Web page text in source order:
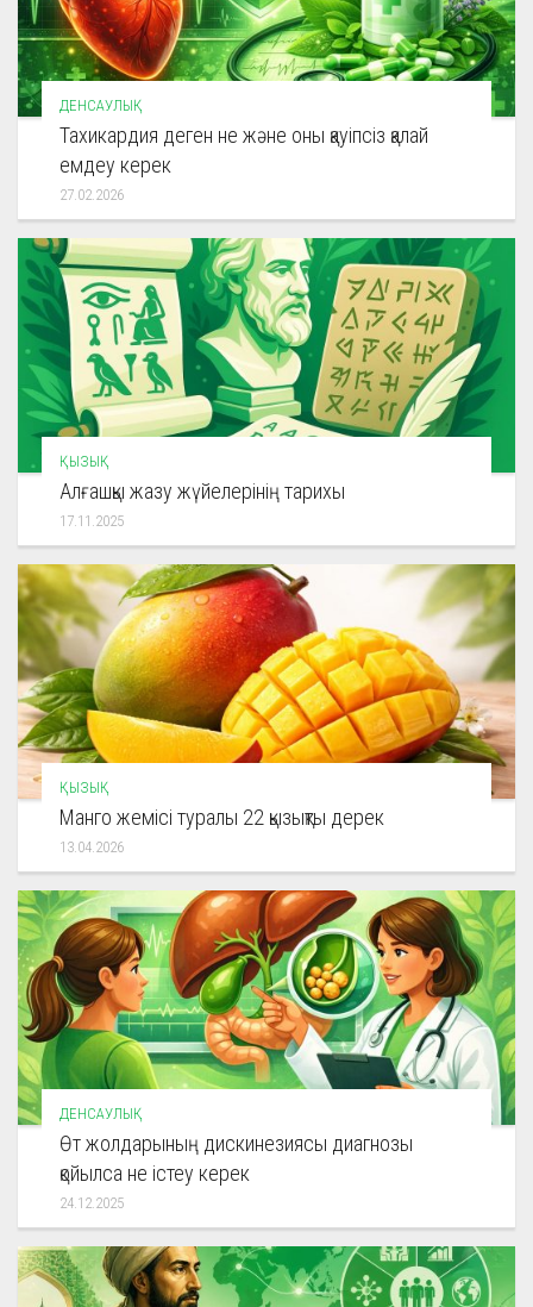
ДЕНСАУЛЫҚ
Тахикардия деген не және оны қауіпсіз қалай
емдеу керек
27.02.2026
ҚЫЗЫҚ
Алғашқы жазу жүйелерінің тарихы
17.11.2025
ҚЫЗЫҚ
Манго жемісі туралы 22 қызықты дерек
13.04.2026
ДЕНСАУЛЫҚ
Өт жолдарының дискинезиясы диагнозы
қойылса не істеу керек
24.12.2025